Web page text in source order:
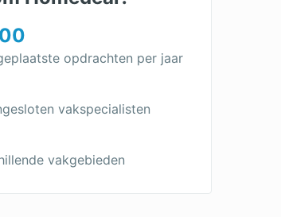
opdrachten per jaar
vakspecialisten
vakgebieden